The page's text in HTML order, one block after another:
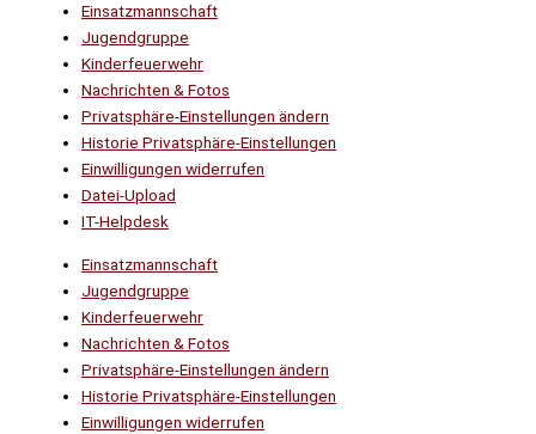
Einsatzmannschaft
Jugendgruppe
Kinderfeuerwehr
Nachrichten & Fotos
Privatsphäre-Einstellungen ändern
Historie Privatsphäre-Einstellungen
Einwilligungen widerrufen
Datei-Upload
IT-Helpdesk
Einsatzmannschaft
Jugendgruppe
Kinderfeuerwehr
Nachrichten & Fotos
Privatsphäre-Einstellungen ändern
Historie Privatsphäre-Einstellungen
Einwilligungen widerrufen